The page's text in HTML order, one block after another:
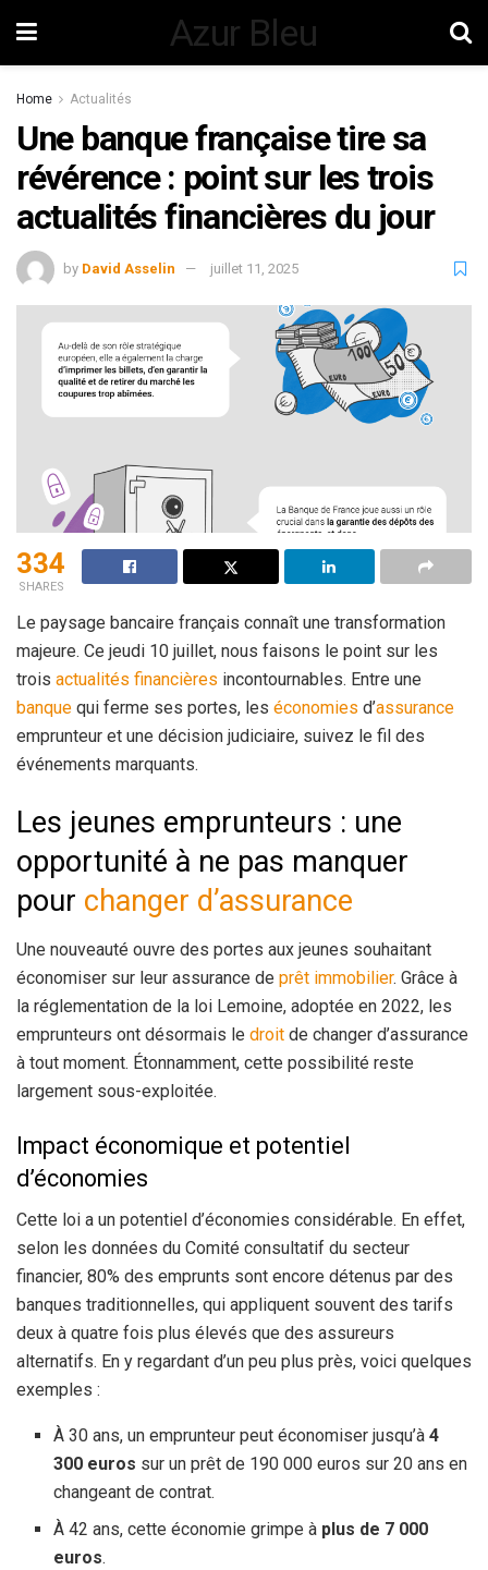
Azur Bleu
Home Actualités
Une banque française tire sa
révérence : point sur les trois
actualités financières du jour
by David Asselin juillet 11, 2025
334
SHARES
Le paysage bancaire français connaît une transformation
majeure. Ce jeudi 10 juillet, nous faisons le point sur les
trois actualités financières incontournables. Entre une
banque qui ferme ses portes, les économies d’assurance
emprunteur et une décision judiciaire, suivez le fil des
événements marquants.
Les jeunes emprunteurs : une
opportunité à ne pas manquer
pour changer d’assurance
Une nouveauté ouvre des portes aux jeunes souhaitant
économiser sur leur assurance de prêt immobilier. Grâce à
la réglementation de la loi Lemoine, adoptée en 2022, les
emprunteurs ont désormais le droit de changer d’assurance
à tout moment. Étonnamment, cette possibilité reste
largement sous-exploitée.
Impact économique et potentiel
d’économies
Cette loi a un potentiel d’économies considérable. En effet,
selon les données du Comité consultatif du secteur
financier, 80% des emprunts sont encore détenus par des
banques traditionnelles, qui appliquent souvent des tarifs
deux à quatre fois plus élevés que des assureurs
alternatifs. En y regardant d’un peu plus près, voici quelques
exemples :
À 30 ans, un emprunteur peut économiser jusqu’à4
300 euros sur un prêt de 190 000 euros sur 20 ans en
changeant de contrat.
À 42 ans, cette économie grimpe à plus de 7 000
euros.